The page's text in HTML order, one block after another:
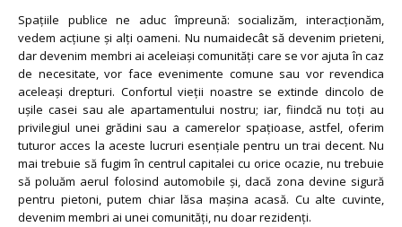
Spațiile publice ne aduc împreună: socializăm, interacționăm,
vedem acțiune și alți oameni. Nu numaidecât să devenim prieteni,
dar devenim membri ai aceleiași comunități care se vor ajuta în caz
de necesitate, vor face evenimente comune sau vor revendica
aceleași drepturi. Confortul vieții noastre se extinde dincolo de
ușile casei sau ale apartamentului nostru; iar, fiindcă nu toți au
privilegiul unei grădini sau a camerelor spațioase, astfel, oferim
tuturor acces la aceste lucruri esențiale pentru un trai decent. Nu
mai trebuie să fugim în centrul capitalei cu orice ocazie, nu trebuie
să poluăm aerul folosind automobile și, dacă zona devine sigură
pentru pietoni, putem chiar lăsa mașina acasă. Cu alte cuvinte,
devenim membri ai unei comunități, nu doar rezidenți.